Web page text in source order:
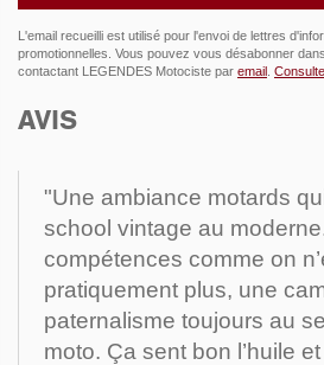
par l'ateliers Carmouche
et Mr.Takahira.
L'email recueilli est utilisé pour l'envoi de lettres
promotionnelles. Vous pouvez vous désabonner
contactant LEGENDES Motociste par email .
AVIS
"Une ambiance motards
school vintage au
compétences comme on
pratiquement plus, une
paternalisme toujours au
moto. Ça sent bon l’huile